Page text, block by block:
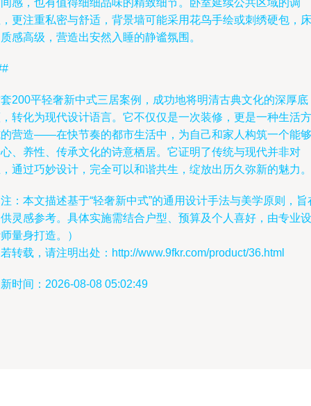
感，也有值得细细品味的精致细节。卧室延续公共区域的调
更注重私密与舒适，背景墙可能采用花鸟手绘或刺绣硬包，床
感高级，营造出安然入睡的静谧氛围。
200平轻奢新中式三居案例，成功地将明清古典文化的深厚底
转化为现代设计语言。它不仅仅是一次装修，更是一种生活方
营造——在快节奏的都市生活中，为自己和家人构筑一个能够
、养性、传承文化的诗意栖居。它证明了传统与现代并非对
通过巧妙设计，完全可以和谐共生，绽放出历久弥新的魅力。
：本文描述基于“轻奢新中式”的通用设计手法与美学原则，旨
灵感参考。具体实施需结合户型、预算及个人喜好，由专业设
量身打造。）
转载，请注明出处：http://www.9fkr.com/product/36.html
时间：2026-08-08 05:02:49